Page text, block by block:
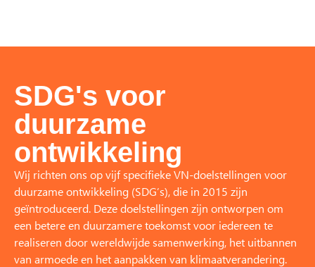
Wij richten ons op vijf specifieke VN-doelstellingen voor
duurzame ontwikkeling (SDG’s), die in 2015 zijn
geïntroduceerd. Deze doelstellingen zijn ontworpen om
een betere en duurzamere toekomst voor iedereen te
realiseren door wereldwijde samenwerking, het uitbannen
van armoede en het aanpakken van klimaatverandering.
SDG's voor
duurzame
ontwikkeling